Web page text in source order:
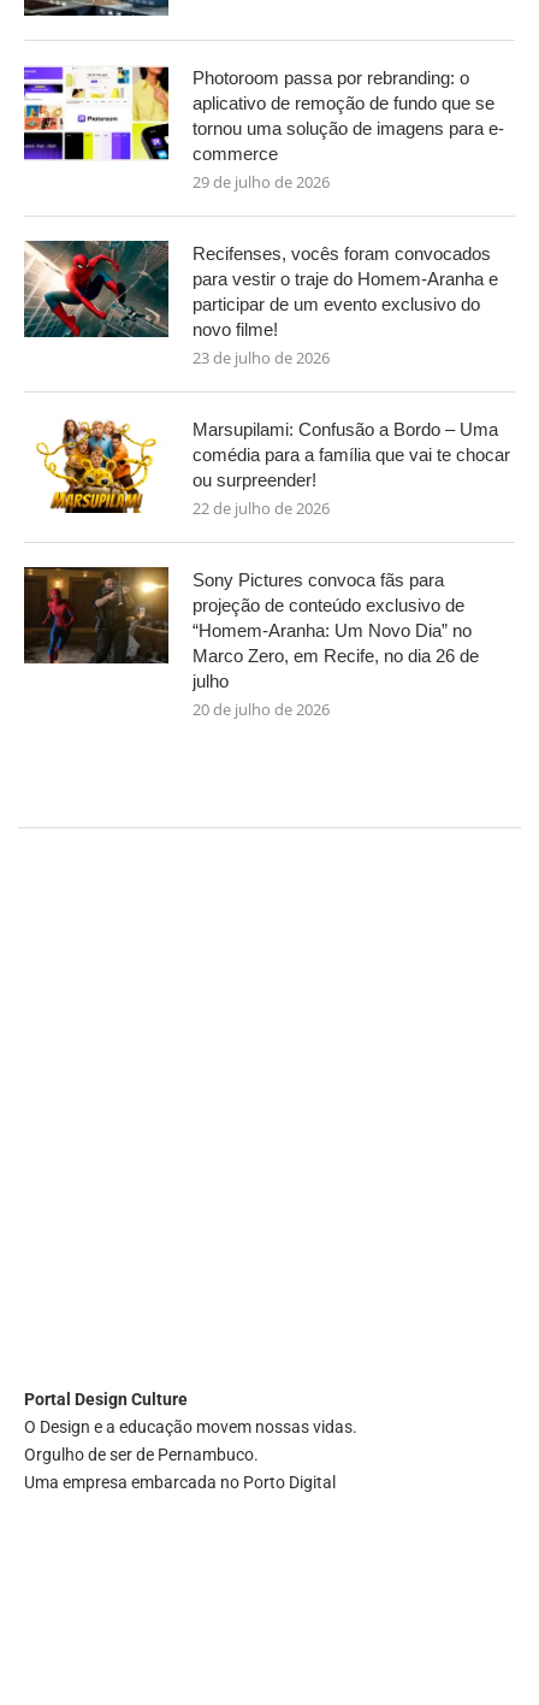
Photoroom passa por rebranding: o
aplicativo de remoção de fundo que se
tornou uma solução de imagens para e-
commerce
29 de julho de 2026
Recifenses, vocês foram convocados
para vestir o traje do Homem-Aranha e
participar de um evento exclusivo do
novo filme!
23 de julho de 2026
Marsupilami: Confusão a Bordo – Uma
comédia para a família que vai te chocar
ou surpreender!
22 de julho de 2026
Sony Pictures convoca fãs para
projeção de conteúdo exclusivo de
“Homem-Aranha: Um Novo Dia” no
Marco Zero, em Recife, no dia 26 de
julho
20 de julho de 2026
Portal Design Culture
O Design e a educação movem nossas vidas.
Orgulho de ser de Pernambuco.
Uma empresa embarcada no Porto Digital